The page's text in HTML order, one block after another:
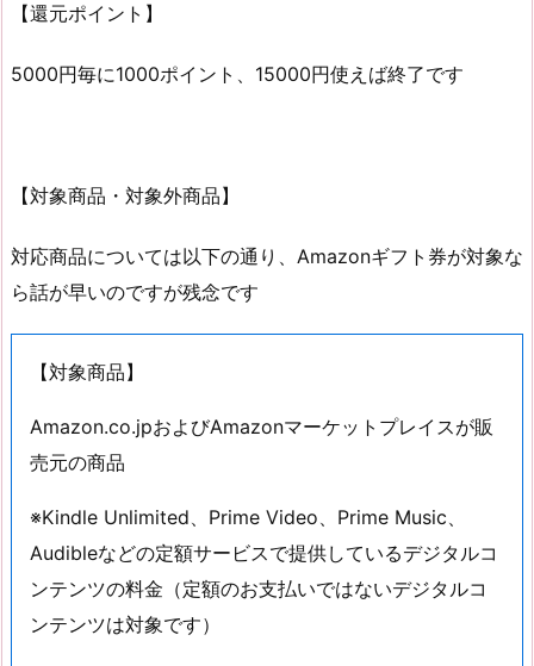
【還元ポイント】
5000円毎に1000ポイント、15000円使えば終了です
【対象商品・対象外商品】
対応商品については以下の通り、Amazonギフト券が対象な
ら話が早いのですが残念です
【対象商品】
Amazon.co.jpおよびAmazonマーケットプレイスが販
売元の商品
※Kindle Unlimited、Prime Video、Prime Music、
Audibleなどの定額サービスで提供しているデジタルコ
ンテンツの料金（定額のお支払いではないデジタルコ
ンテンツは対象です）